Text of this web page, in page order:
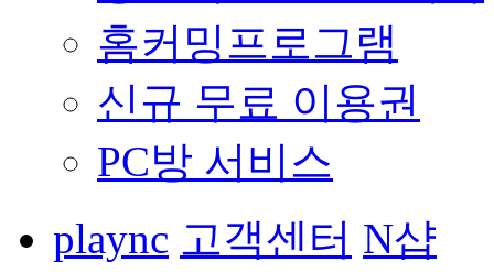
홈커밍프로그램
신규 무료 이용권
PC방 서비스
plaync 고객센터 N샵